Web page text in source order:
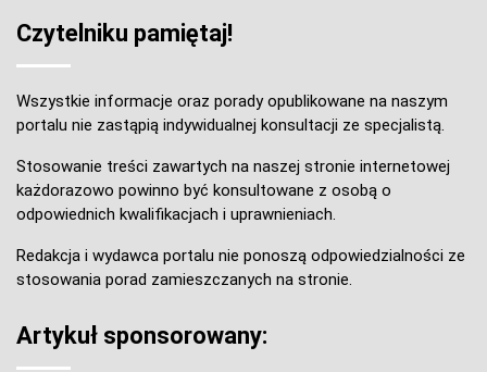
Czytelniku pamiętaj!
Wszystkie informacje oraz porady opublikowane na naszym
portalu nie zastąpią indywidualnej konsultacji ze specjalistą.
Stosowanie treści zawartych na naszej stronie internetowej
każdorazowo powinno być konsultowane z osobą o
odpowiednich kwalifikacjach i uprawnieniach.
Redakcja i wydawca portalu nie ponoszą odpowiedzialności ze
stosowania porad zamieszczanych na stronie.
Artykuł sponsorowany: